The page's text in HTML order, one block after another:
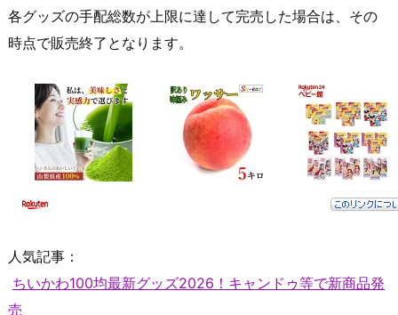
各グッズの手配総数が上限に達して完売した場合は、その
時点で販売終了となります。
人気記事：
ちいかわ100均最新グッズ2026！キャンドゥ等で新商品発
売